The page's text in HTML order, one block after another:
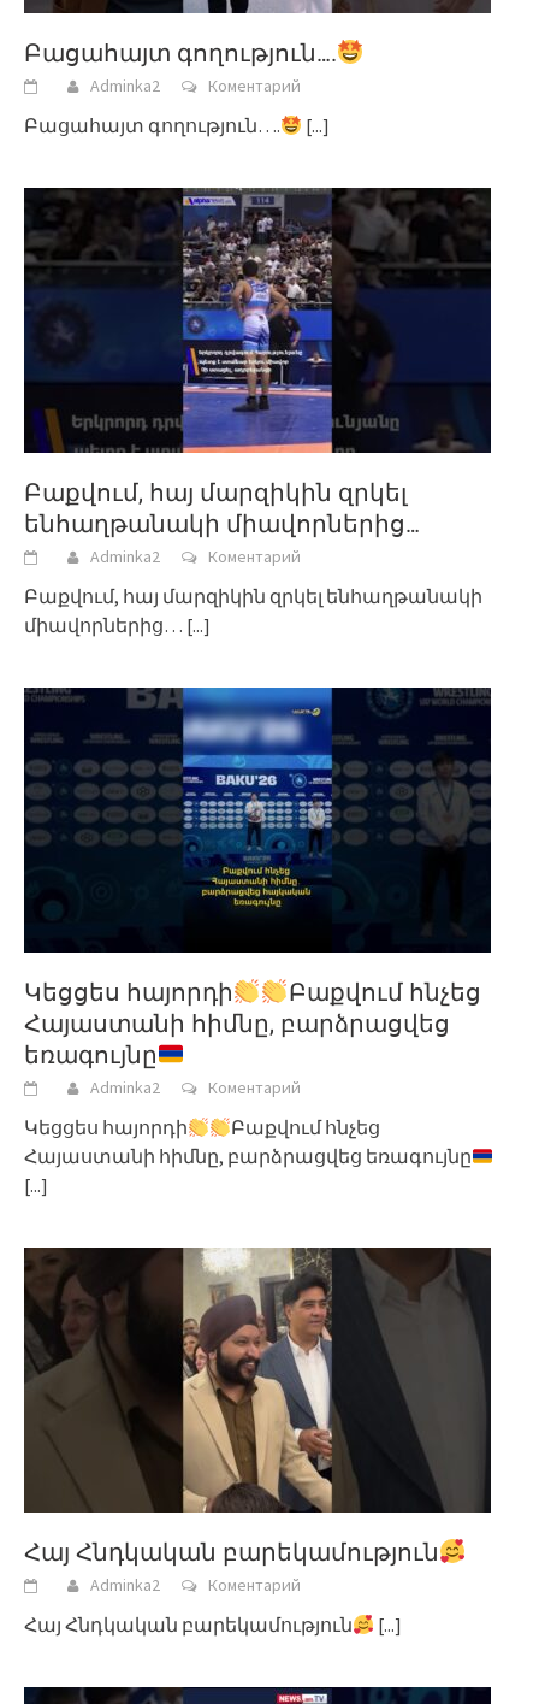
Բացահայտ գողություն….
Adminka2 Коментарий
Բացահայտ գողություն…. [...]
Բաքվում, հայ մարզիկին զրկել
ենհաղթանակի միավորներից…
Adminka2 Коментарий
Բաքվում, հայ մարզիկին զրկել ենհաղթանակի
միավորներից… [...]
Կեցցես հայորդի
Բաքվում հնչեց
Հայաստանի հիմնը, բարձրացվեց
եռագույնը
Adminka2 Коментарий
Կեցցես հայորդի
Բաքվում հնչեց
Հայաստանի հիմնը, բարձրացվեց եռագույնը
[...]
Հայ Հնդկական բարեկամություն
Adminka2 Коментарий
Հայ Հնդկական բարեկամություն [...]